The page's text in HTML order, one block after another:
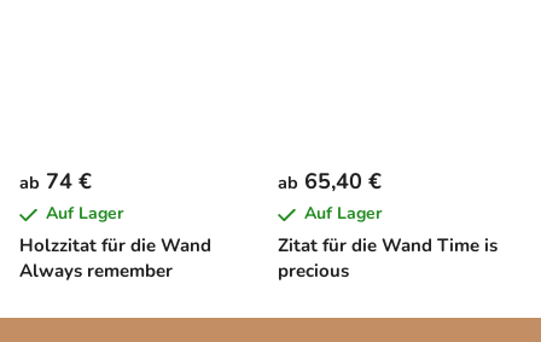
Holzzitat für die Wand
Always remember
ab 74 €
Auf Lager
Zitat für die Wand Time is
precious
ab 65,40 €
Auf Lager